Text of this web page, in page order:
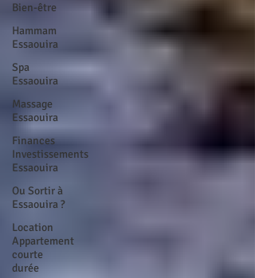
Bien-être
Hammam
Essaouira
Spa
Essaouira
Massage
Essaouira
Finances
Investissements
Essaouira
Ou Sortir à
Essaouira ?
Location
Appartement
courte
durée